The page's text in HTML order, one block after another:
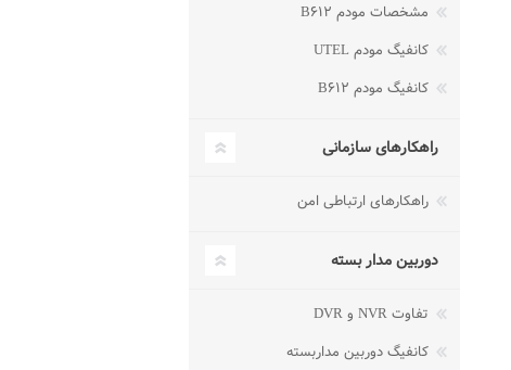
مشخصات مودم B۶۱۲
کانفیگ مودم UTEL
کانفیگ مودم B۶۱۲
راهکارهای سازمانی
راهکارهای ارتباطی امن
دوربین مدار بسته
تفاوت NVR و DVR
کانفیگ دوربین مداربسته